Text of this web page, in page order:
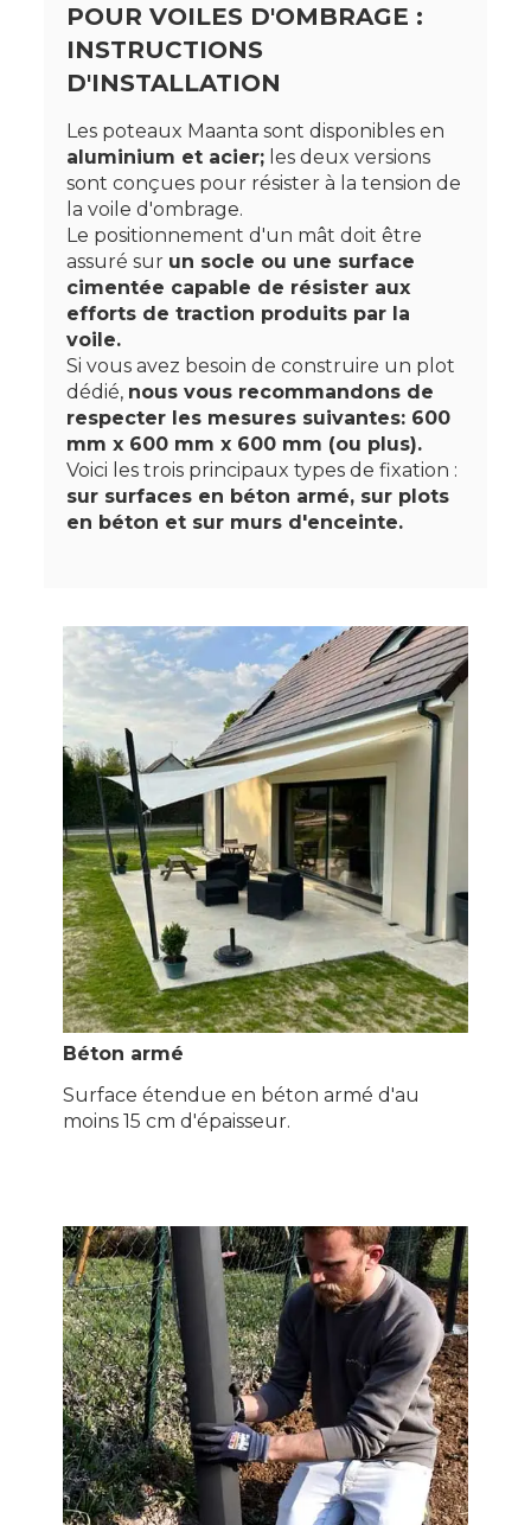
POUR VOILES D'OMBRAGE :
INSTRUCTIONS
D'INSTALLATION
Les poteaux Maanta sont disponibles en
aluminium et acier; les deux versions
sont conçues pour résister à la tension de
la voile d'ombrage.
Le positionnement d'un mât doit être
assuré sur un socle ou une surface
cimentée capable de résister aux
efforts de traction produits par la
voile.
Si vous avez besoin de construire un plot
dédié, nous vous recommandons de
respecter les mesures suivantes: 600
mm x 600 mm x 600 mm (ou plus).
Voici les trois principaux types de fixation :
sur surfaces en béton armé, sur plots
en béton et sur murs d'enceinte.
Béton armé
Surface étendue en béton armé d'au
moins 15 cm d'épaisseur.